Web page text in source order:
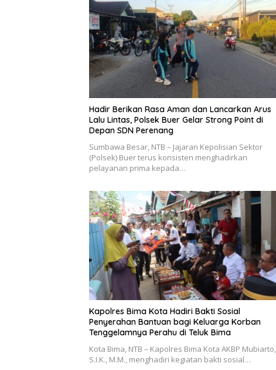
Hadir Berikan Rasa Aman dan Lancarkan Arus
Lalu Lintas, Polsek Buer Gelar Strong Point di
Depan SDN Perenang
Sumbawa Besar, NTB – Jajaran Kepolisian Sektor
(Polsek) Buer terus konsisten menghadirkan
pelayanan prima kepada…
Kapolres Bima Kota Hadiri Bakti Sosial
Penyerahan Bantuan bagi Keluarga Korban
Tenggelamnya Perahu di Teluk Bima
Kota Bima, NTB – Kapolres Bima Kota AKBP Mubiarto,
S.I.K., M.M., menghadiri kegiatan bakti sosial…